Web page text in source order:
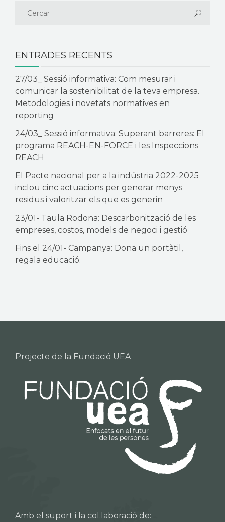
ENTRADES RECENTS
27/03_ Sessió informativa: Com mesurar i
comunicar la sostenibilitat de la teva empresa.
Metodologies i novetats normatives en
reporting
24/03_ Sessió informativa: Superant barreres: El
programa REACH-EN-FORCE i les Inspeccions
REACH
El Pacte nacional per a la indústria 2022-2025
inclou cinc actuacions per generar menys
residus i valoritzar els que es generin
23/01- Taula Rodona: Descarbonització de les
empreses, costos, models de negoci i gestió
Fins el 24/01- Campanya: Dona un portàtil,
regala educació.
Projecte de la Fundació UEA
Amb el suport i la col.laboració de: